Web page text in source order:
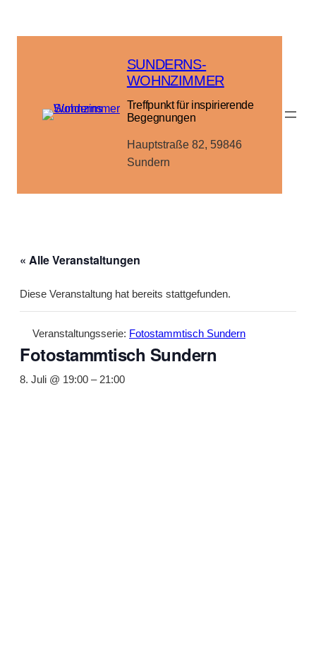
SUNDERNS-
WOHNZIMMER
Treffpunkt für inspirierende
Begegnungen
Hauptstraße 82, 59846
Sundern
« Alle Veranstaltungen
Diese Veranstaltung hat bereits stattgefunden.
Veranstaltungsserie: Fotostammtisch Sundern
Fotostammtisch Sundern
8. Juli @ 19:00 – 21:00